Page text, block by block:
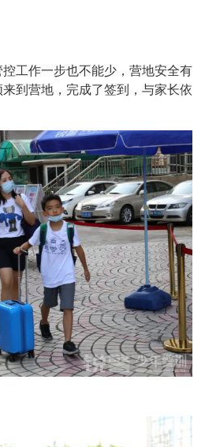
工作一步也不能少，营地安全有
到营地，完成了签到，与家长依